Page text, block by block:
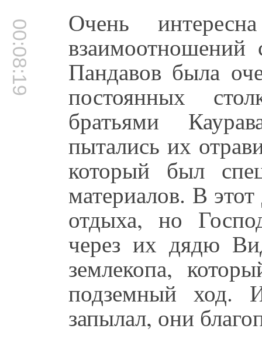
00:08:19 Очень
Пандавов была
постоянных
братьями
пытались их
который был
материалов. В
отдыха, но
через их дядю
землекопа,
подземный ход.
запылал, они